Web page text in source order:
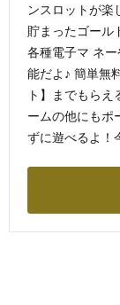
ンスロットが楽
貯まったゴール
各種電子マ ネ
能だよ♪ 簡単無
ト】までもら
ームの他にもポ
ずに遊べるよ！